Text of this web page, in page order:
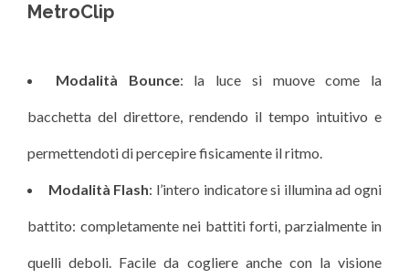
MetroClip
Modalità Bounce: la luce si muove come la
bacchetta del direttore, rendendo il tempo intuitivo e
permettendoti di percepire fisicamente il ritmo.
Modalità Flash: l’intero indicatore si illumina ad ogni
battito: completamente nei battiti forti, parzialmente in
quelli deboli. Facile da cogliere anche con la visione